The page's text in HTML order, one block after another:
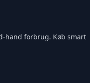
hand forbrug. Køb smart